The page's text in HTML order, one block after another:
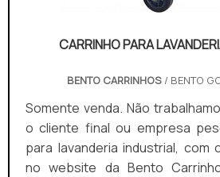
CARRINHO PARA
BENTO CARRINHOS / BENTO
Somente venda. Não
o cliente final ou empresa
para lavanderia industrial, com
no website da Bento